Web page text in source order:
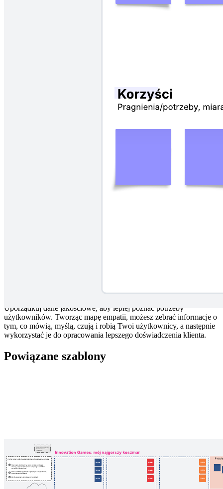
Uporządkuj dane jakościowe, aby lepiej poznać potrzeby
użytkowników. Tworząc mapę empatii, możesz zebrać informacje o
tym, co mówią, myślą, czują i robią Twoi użytkownicy, a następnie
wykorzystać je do opracowania lepszego doświadczenia klienta.
Powiązane szablony